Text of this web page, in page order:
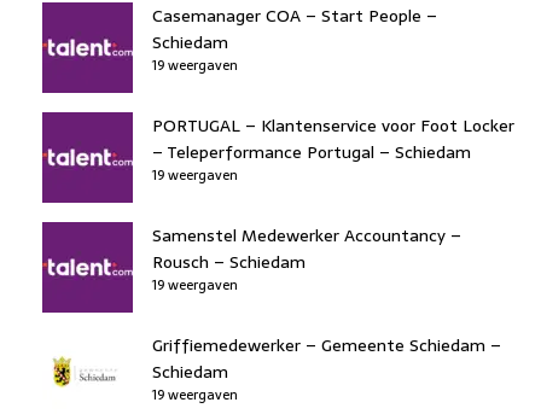
Casemanager COA – Start People –
Schiedam
19 weergaven
PORTUGAL – Klantenservice voor Foot Locker
– Teleperformance Portugal – Schiedam
19 weergaven
Samenstel Medewerker Accountancy –
Rousch – Schiedam
19 weergaven
Griffiemedewerker – Gemeente Schiedam –
Schiedam
19 weergaven